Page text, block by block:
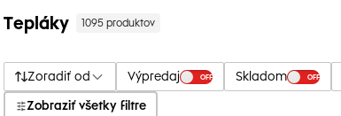
Tepláky 1095 produktov
Zoradiť od Výpredaj OFF Skladom OFF
Zobraziť všetky filtre